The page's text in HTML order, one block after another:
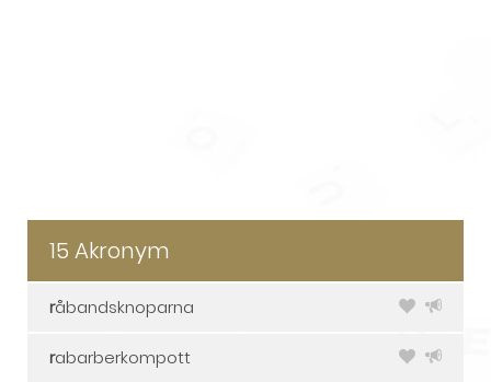
15 Akronym
råbandsknoparna
rabarberkompott